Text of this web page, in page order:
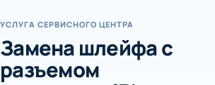
УСЛУГА СЕРВИСНОГО ЦЕНТРА
Замена шлейфа с
разъемом